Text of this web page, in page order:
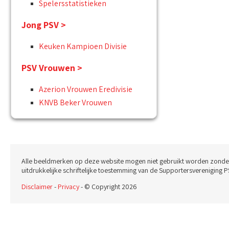
Spelersstatistieken
Jong PSV >
Keuken Kampioen Divisie
PSV Vrouwen >
Azerion Vrouwen Eredivisie
KNVB Beker Vrouwen
Alle beeldmerken op deze website mogen niet gebruikt worden
uitdrukkelijke schriftelijke toestemming van de Supportersvereniging
Disclaimer-Privacy- © Copyright 2026